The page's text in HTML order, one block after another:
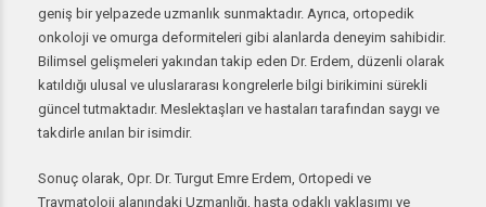
geniş bir yelpazede uzmanlık sunmaktadır. Ayrıca, ortopedik
onkoloji ve omurga deformiteleri gibi alanlarda deneyim sahibidir.
Bilimsel gelişmeleri yakından takip eden Dr. Erdem, düzenli olarak
katıldığı ulusal ve uluslararası kongrelerle bilgi birikimini sürekli
güncel tutmaktadır. Meslektaşları ve hastaları tarafından saygı ve
takdirle anılan bir isimdir.
Sonuç olarak, Opr. Dr. Turgut Emre Erdem, Ortopedi ve
Travmatoloji alanındaki Uzmanlığı, hasta odaklı yaklaşımı ve